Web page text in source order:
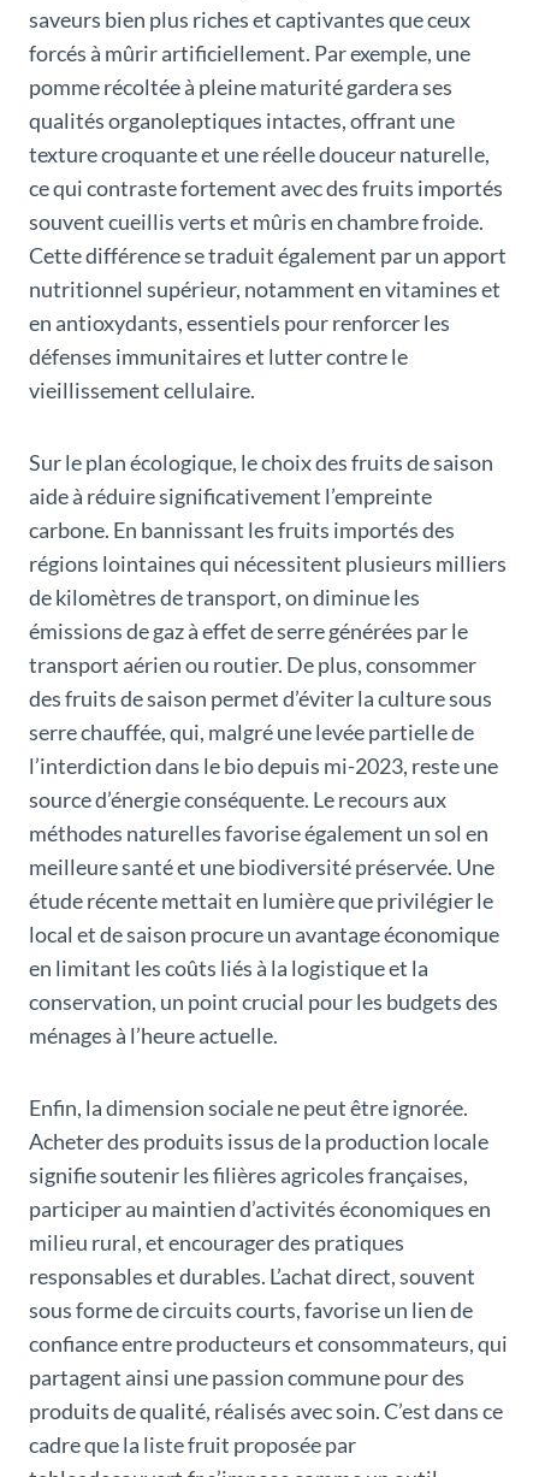
saveurs bien plus riches et captivantes que ceux
forcés à mûrir artificiellement. Par exemple, une
pomme récoltée à pleine maturité gardera ses
qualités organoleptiques intactes, offrant une
texture croquante et une réelle douceur naturelle,
ce qui contraste fortement avec des fruits importés
souvent cueillis verts et mûris en chambre froide.
Cette différence se traduit également par un apport
nutritionnel supérieur, notamment en vitamines et
en antioxydants, essentiels pour renforcer les
défenses immunitaires et lutter contre le
vieillissement cellulaire.
Sur le plan écologique, le choix des fruits de saison
aide à réduire significativement l’empreinte
carbone. En bannissant les fruits importés des
régions lointaines qui nécessitent plusieurs milliers
de kilomètres de transport, on diminue les
émissions de gaz à effet de serre générées par le
transport aérien ou routier. De plus, consommer
des fruits de saison permet d’éviter la culture sous
serre chauffée, qui, malgré une levée partielle de
l’interdiction dans le bio depuis mi-2023, reste une
source d’énergie conséquente. Le recours aux
méthodes naturelles favorise également un sol en
meilleure santé et une biodiversité préservée. Une
étude récente mettait en lumière que privilégier le
local et de saison procure un avantage économique
en limitant les coûts liés à la logistique et la
conservation, un point crucial pour les budgets des
ménages à l’heure actuelle.
Enfin, la dimension sociale ne peut être ignorée.
Acheter des produits issus de la production locale
signifie soutenir les filières agricoles françaises,
participer au maintien d’activités économiques en
milieu rural, et encourager des pratiques
responsables et durables. L’achat direct, souvent
sous forme de circuits courts, favorise un lien de
confiance entre producteurs et consommateurs, qui
partagent ainsi une passion commune pour des
produits de qualité, réalisés avec soin. C’est dans ce
cadre que la liste fruit proposée par